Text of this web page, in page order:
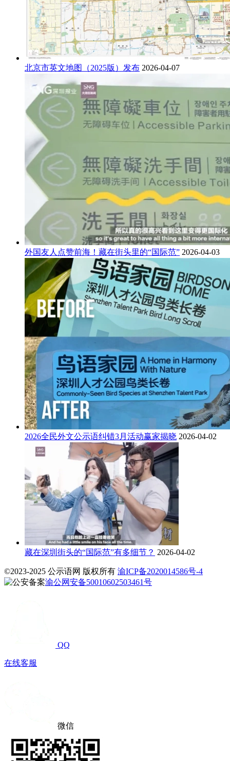
北京市英文地图（2025版）发布 2026-04-07
外国友人点赞前海！藏在街头里的“国际范” 2026-04-03
2026全民外文公示语纠错3月活动赢家揭晓 2026-04-02
藏在深圳街头的“国际范”有多细节？ 2026-04-02
©2023-2025 公示语网 版权所有 渝ICP备2020014586号-4
渝公网安备50010602503461号
QQ
在线客服
微信